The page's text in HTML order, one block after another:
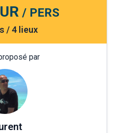
/ PERS
/ 4 lieux
par